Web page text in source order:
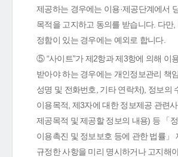
제공하는 경우에는 이용·제공단계에서
목적을 고지하고 동의를 받습니다. 다만,
정함이 있는 경우에는 예외로 합니다.
⑤ “사이트”가 제2항과 제3항에 의해 이
받아야 하는 경우에는 개인정보관리 책
성명 및 전화번호, 기타 연락처), 정보의
이용목적, 제3자에 대한 정보제공 관련
제공목적 및 제공할 정보의 내용) 등 「
이용촉진 및 정보보호 등에 관한 법률」
규정한 사항을 미리 명시하거나 고지해